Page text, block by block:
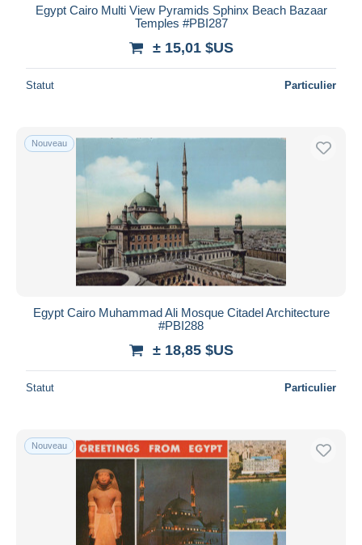
Egypt Cairo Multi View Pyramids Sphinx Beach Bazaar
Temples #PBI287
± 15,01 $US
Statut Particulier
Nouveau
Egypt Cairo Muhammad Ali Mosque Citadel Architecture
#PBI288
± 18,85 $US
Statut Particulier
Nouveau